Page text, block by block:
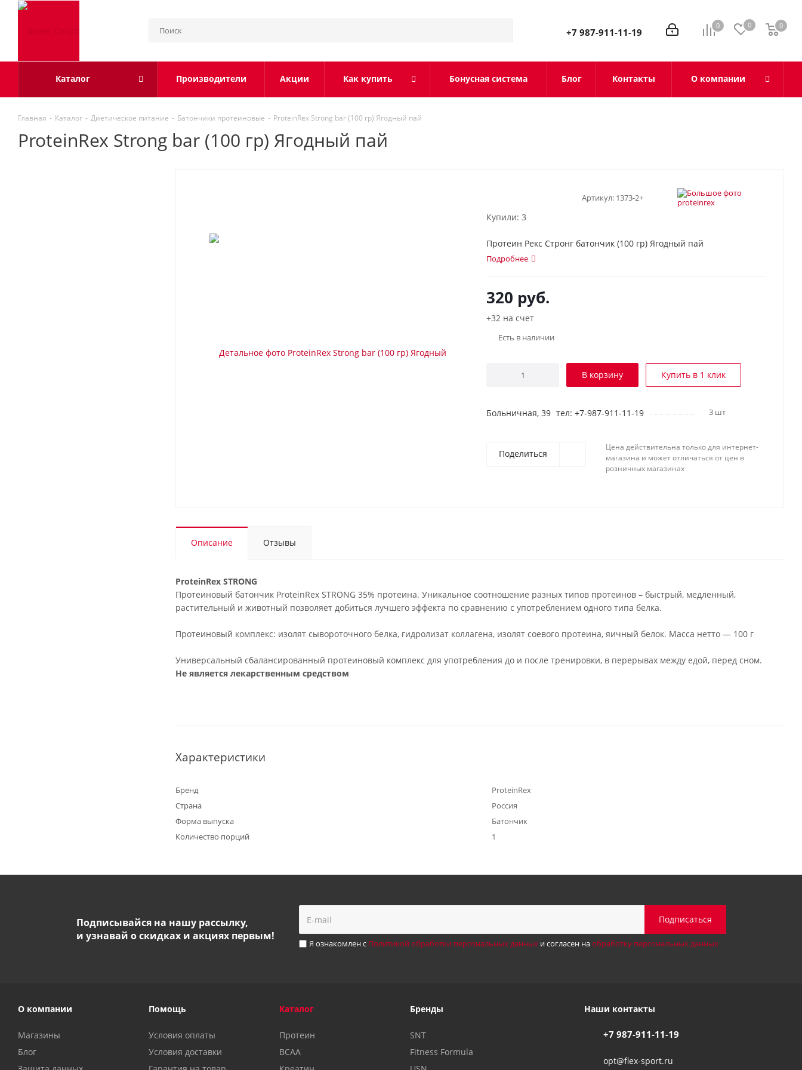
0 0 0
0
+7 987-911-11-19
Каталог Производители Акции Как купить Бонусная система Блог Контакты О компании
Главная - Каталог - Диетическое питание - Батончики протеиновые - ProteinRex Strong bar (100 гр) Ягодный пай
ProteinRex Strong bar (100 гр) Ягодный пай
Артикул: 1373-2+
Купили: 3
Протеин Рекс Стронг батончик (100 гр) Ягодный пай
Подробнее
320 руб.
+32 на счет
Есть в наличии
В корзину Купить в 1 клик
Больничная, 39 тел: +7-987-911-11-19 3 шт
Поделиться
Цена действительна только для интернет-
магазина и может отличаться от цен в
розничных магазинах
Описание Отзывы
ProteinRex STRONG
Протеиновый батончик ProteinRex STRONG 35% протеина. Уникальное соотношение разных типов протеинов – быстрый, медленный,
растительный и животный позволяет добиться лучшего эффекта по сравнению с употреблением одного типа белка.
Протеиновый комплекс: изолят сывороточного белка, гидролизат коллагена, изолят соевого протеина, яичный белок. Масса нетто — 100 г
Универсальный сбалансированный протеиновый комплекс для употребления до и после тренировки, в перерывах между едой, перед сном.
Не является лекарственным средством
Характеристики
Бренд
ProteinRex
Страна
Россия
Форма выпуска
Батончик
Количество порций
1
Подписывайся на нашу рассылку,
и узнавай о скидках и акциях первым!
Я ознакомлен с Политикой обработки персональных данныхи согласен наобработку персональных данных
О компании
Магазины
Блог
Помощь
Условия оплаты
Условия доставки
Каталог
Протеин
BCAA
Бренды
SNT
Fitness Formula
Наши контакты
+7 987-911-11-19
opt@flex-sport.ru